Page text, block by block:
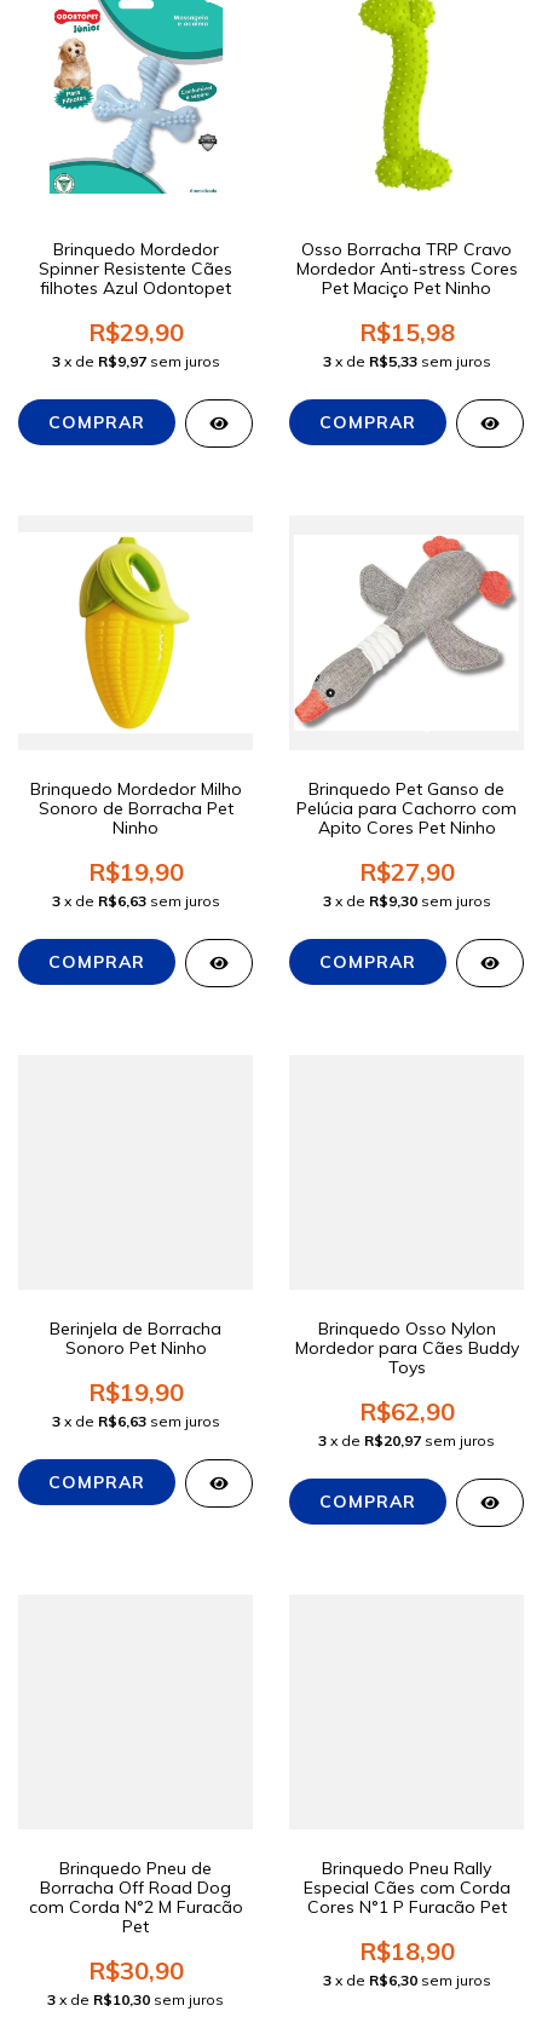
Brinquedo Mordedor
Spinner Resistente Cães
filhotes Azul Odontopet
R$29,90
3 x de R$9,97 sem juros
Osso Borracha TRP Cravo
Mordedor Anti-stress Cores
Pet Maciço Pet Ninho
R$15,98
3 x de R$5,33 sem juros
Brinquedo Mordedor Milho
Sonoro de Borracha Pet
Ninho
R$19,90
3 x de R$6,63 sem juros
Brinquedo Pet Ganso de
Pelúcia para Cachorro com
Apito Cores Pet Ninho
R$27,90
3 x de R$9,30 sem juros
Berinjela de Borracha
Sonoro Pet Ninho
R$19,90
3 x de R$6,63 sem juros
Brinquedo Osso Nylon
Mordedor para Cães Buddy
Toys
R$62,90
3 x de R$20,97 sem juros
Brinquedo Pneu de
Borracha Off Road Dog
com Corda N°2 M Furacão
Pet
R$30,90
3 x de R$10,30 sem juros
Brinquedo Pneu Rally
Especial Cães com Corda
Cores N°1 P Furacão Pet
R$18,90
3 x de R$6,30 sem juros